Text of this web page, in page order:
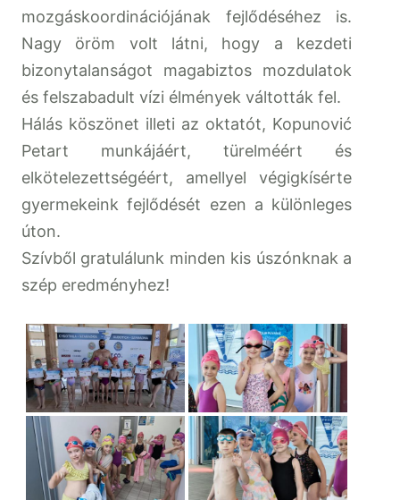
mozgáskoordinációjának fejlődéséhez is.
Nagy öröm volt látni, hogy a kezdeti
bizonytalanságot magabiztos mozdulatok
és felszabadult vízi élmények váltották fel.
Hálás köszönet illeti az oktatót, Kopunović
Petart munkájáért, türelméért és
elkötelezettségéért, amellyel végigkísérte
gyermekeink fejlődését ezen a különleges
úton.
Szívből gratulálunk minden kis úszónknak a
szép eredményhez!